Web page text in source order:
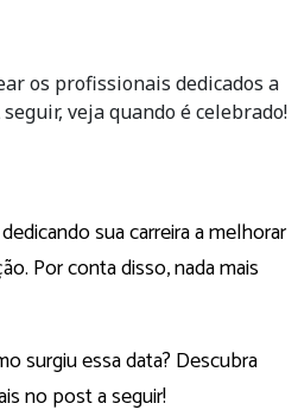
os profissionais dedicados a
veja quando é celebrado!
sua carreira a melhorar
Por conta disso, nada mais
surgiu essa data? Descubra
no post a seguir!